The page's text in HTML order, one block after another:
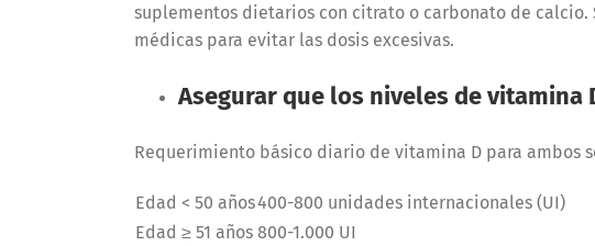
suplementos dietarios con citrato o carbonato de
médicas para evitar las dosis excesivas.
Asegurar que los niveles de vitamina
Requerimiento básico diario de vitamina D para ambos
Edad < 50 años400-800 unidades internacionales (UI)
Edad ≥ 51 años 800-1.000 UI